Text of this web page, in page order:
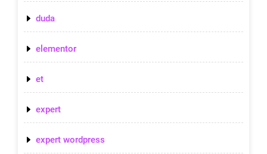
duda
elementor
et
expert
expert wordpress